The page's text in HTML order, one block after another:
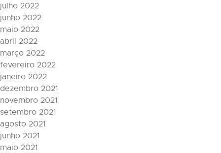
julho 2022
junho 2022
maio 2022
abril 2022
março 2022
fevereiro 2022
janeiro 2022
dezembro 2021
novembro 2021
setembro 2021
agosto 2021
junho 2021
maio 2021